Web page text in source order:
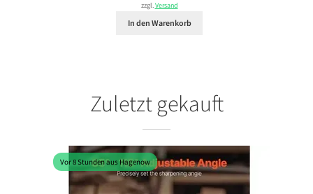
zzgl.Versand
In den Warenkorb
Zuletzt gekauft
Vor 8 Stunden aus Hagenow